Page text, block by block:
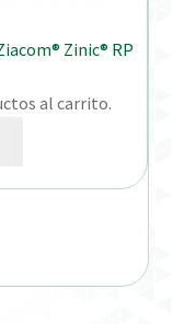
Zinic® RP
al carrito.